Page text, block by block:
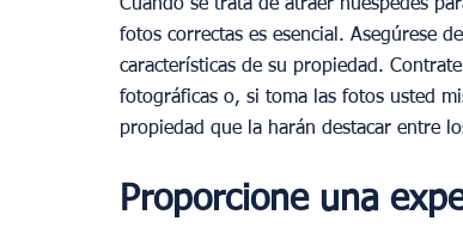
Cuando se trata de atraer huéspedes
fotos correctas es esencial. Asegúrese
características de su propiedad.
fotográficas o, si toma las fotos usted
propiedad que la harán destacar entre
Proporcione una